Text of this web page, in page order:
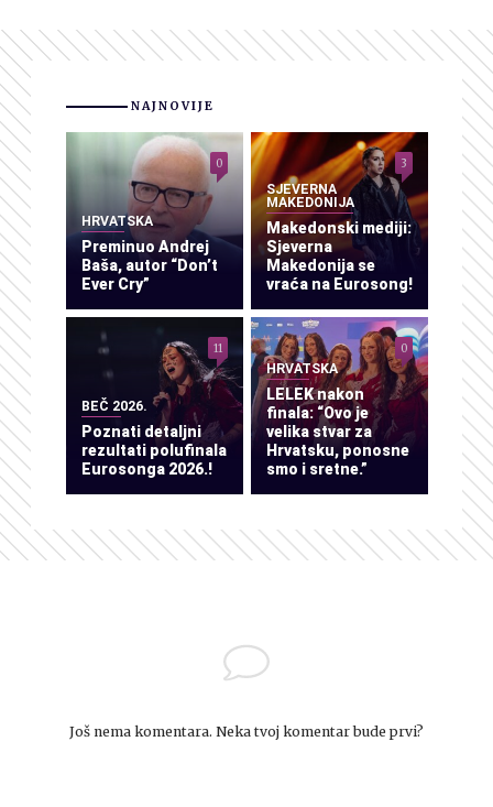
NAJNOVIJE
HRVATSKA
Preminuo Andrej
Baša, autor “Don’t
Ever Cry”
0
SJEVERNA
MAKEDONIJA
Makedonski mediji:
Sjeverna
Makedonija se
vraća na Eurosong!
3
BEČ 2026.
Poznati detaljni
rezultati polufinala
Eurosonga 2026.!
11
HRVATSKA
LELEK nakon
finala: “Ovo je
velika stvar za
Hrvatsku, ponosne
smo i sretne.”
0
Još nema komentara. Neka tvoj komentar bude prvi?